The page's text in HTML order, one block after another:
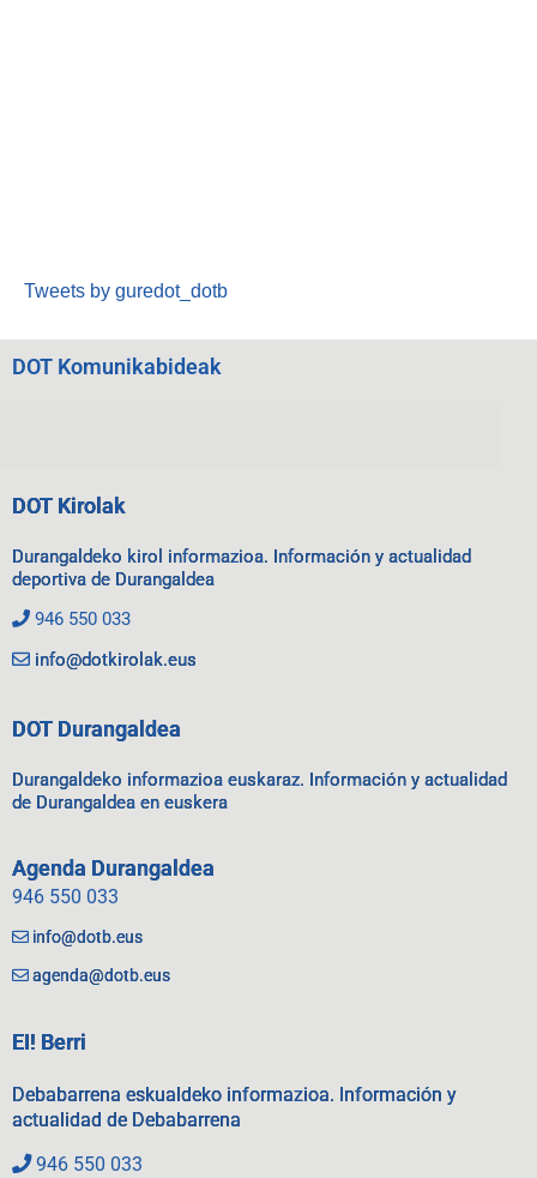
Tweets by guredot_dotb
DOT Komunikabideak
DOT Kirolak
Durangaldeko kirol informazioa. Información y actualidad
deportiva de Durangaldea
946 550 033
info@dotkirolak.eus
DOT Durangaldea
Durangaldeko informazioa euskaraz. Información y actualidad
de Durangaldea en euskera
Agenda Durangaldea
946 550 033
info@dotb.eus
agenda@dotb.eus
EI! Berri
Debabarrena eskualdeko informazioa. Información y
actualidad de Debabarrena
946 550 033